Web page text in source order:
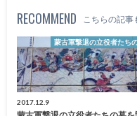
RECOMMEND こちらの記事
蒙古軍撃退の立役者たち
2017.12.9